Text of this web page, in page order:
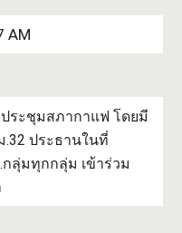
AM
ประชุมสภากาแฟ โดยมี
ประธานในที่
ลุ่มทุกกลุ่ม เข้าร่วม